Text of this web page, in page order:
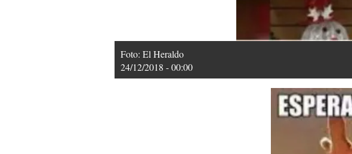
Foto: El Heraldo
24/12/2018 - 00:00